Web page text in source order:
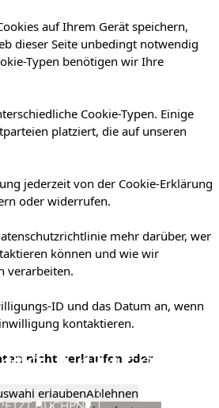
auf Ihrem Gerät speichern,
dieser Seite unbedingt notwendig
Typen benötigen wir Ihre
Cookie-Typen. Einige
platziert, die auf unseren
jederzeit von der Cookie-Erklärung
oder widerrufen.
mehr darüber, wer
können und wie wir
verarbeiten.
ID und das Datum an, wenn
kontaktieren.
nicht verkaufen oder
erlaubenAblehnen
Suite